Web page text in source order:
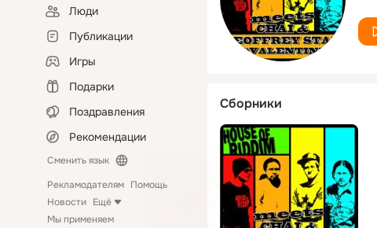
Люди
Публикации
Игры
Подарки
Поздравления
Рекомендации
Сменить язык
Рекламодателям Помощь
Новости Ещё
Мы применяем
Сборники